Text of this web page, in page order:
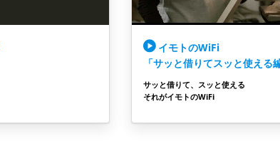
イモトのWiFi
「サッと借りてスッと使える
サッと借りて、スッと使える
それがイモトのWiFi